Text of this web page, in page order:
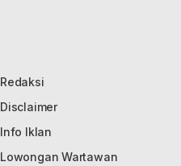
Redaksi
Disclaimer
Info Iklan
Lowongan Wartawan